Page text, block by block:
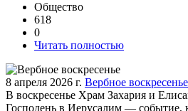
Общество
618
0
Читать полностью
8 апреля 2026 г. Вербное воскресенье
В воскресенье Храм Захария и
Господень в Иерусалим — событие,